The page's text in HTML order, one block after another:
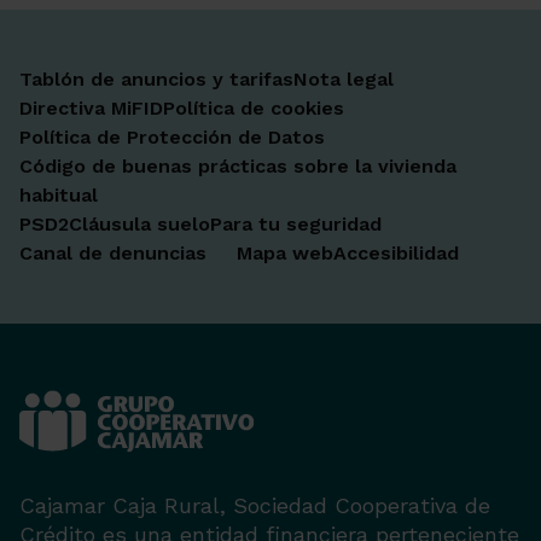
Tablón de anuncios y tarifasNota legal
Directiva MiFIDPolítica de cookies
Política de Protección de Datos
Código de buenas prácticas sobre la vivienda
habitual
PSD2Cláusula sueloPara tu seguridad
Canal de denuncias
Mapa webAccesibilidad
Cajamar Caja Rural, Sociedad Cooperativa de
Crédito es una entidad financiera perteneciente